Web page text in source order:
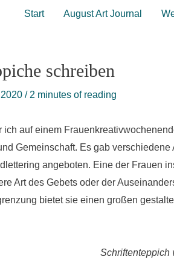
Start August Art Journal
schreiben
/ 2 minutes of reading
ich auf einem
Gemeinschaft. Es gab
angeboten. Eine der Frauen
Art des Gebets oder der
bietet sie einen großen
Schriftenteppich